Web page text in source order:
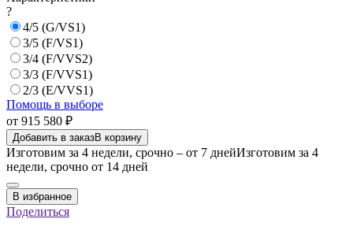
?
4/5 (G/VS1)
3/5 (F/VS1)
3/4 (F/VVS2)
3/3 (F/VVS1)
2/3 (E/VVS1)
Помощь в выборе
от 915 580 ₽
Добавить в заказВ корзину
Изготовим за 4 недели, срочно – от 7 днейИзготовим за 4
недели, срочно от 14 дней
В избранное
Поделиться